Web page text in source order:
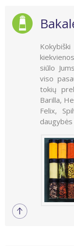
siūlo
viso
tokių
Barilla,
Felix,